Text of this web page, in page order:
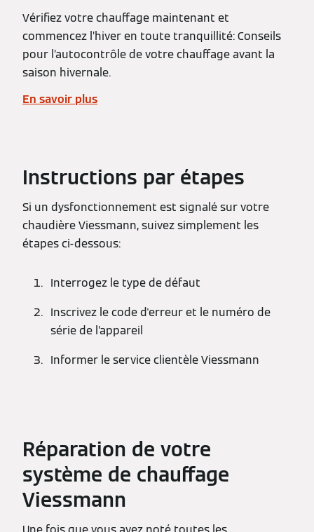
Vérifiez votre chauffage maintenant et
commencez l’hiver en toute tranquillité: Conseils
pour l’autocontrôle de votre chauffage avant la
saison hivernale.
En savoir plus
Instructions par étapes
Si un dysfonctionnement est signalé sur votre
chaudière Viessmann, suivez simplement les
étapes ci-dessous:
Interrogez le type de défaut
Inscrivez le code d'erreur et le numéro de
série de l’appareil
Informer le service clientèle Viessmann
Réparation de votre
système de chauffage
Viessmann